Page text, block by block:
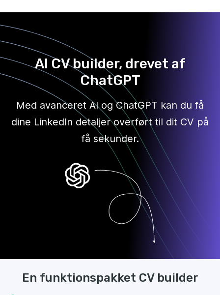
AI CV builder, drevet af
ChatGPT
Med avanceret AI og ChatGPT kan du få
dine LinkedIn detaljer overført til dit CV på
få sekunder.
En funktionspakket CV builder